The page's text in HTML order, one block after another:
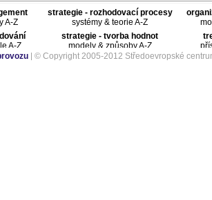
strategie - rozhodovací procesy
A-Z
systémy & teorie A-Z
strategie - tvorba hodnot
A-Z
modely & způsoby A-Z
| © Copyright 2005-2012 Středoevropské